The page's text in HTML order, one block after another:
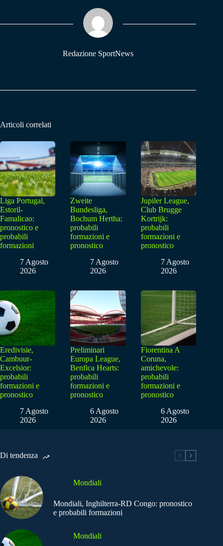
pp m
Redazione SportNews
Articoli correlati
Liga Portugal,
Estoril-
Famalicao:
pronostico e
probabili
formazioni
7 Agosto
2026
Zweite
Bundesliga,
Bochum Hertha:
probabili
formazioni e
pronostico
7 Agosto
2026
Jupiler League,
Club Brugge
Kortrijk:
probabili
formazioni e
pronostico
7 Agosto
2026
Eredivisie,
Cambuur-
Excelsior:
probabili
formazioni e
pronostico
7 Agosto
2026
Preliminari
Europa League,
Benfica Hearts:
probabili
formazioni e
pronostico
6 Agosto
2026
Fiorentina A
Coruna,
amichevole:
probabili
formazioni e
pronostico
6 Agosto
2026
Di tendenza
Mondiali
Mondiali, Inghilterra-RD Congo: pronostico
e probabili formazioni
Mondiali